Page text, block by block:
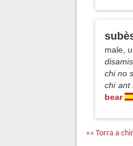
male,
chi no
chi ant
bear
«« Torra a